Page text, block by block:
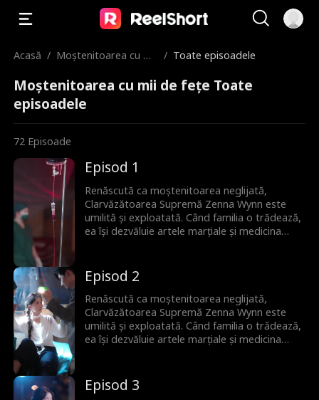
Acasă / Moștenitoarea cu mii
/ Toate episoadele
Moștenitoarea cu mii de fețe Toate
episoadele
72 Episoade
Episod 1
Renăscută ca moștenitoarea neglijată,
Clarvăzătoarea Supremă Zenna Wynn este
umilită și exploatată. Când familia o trădează,
ea își dezvăluie artele marțiale și medicina
Episod 2
Renăscută ca moștenitoarea neglijată,
Clarvăzătoarea Supremă Zenna Wynn este
umilită și exploatată. Când familia o trădează,
ea își dezvăluie artele marțiale și medicina
Episod 3